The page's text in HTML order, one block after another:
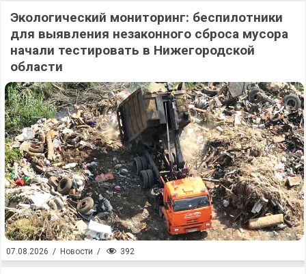
Экологический мониторинг: беспилотники
для выявления незаконного сброса мусора
начали тестировать в Нижегородской
области
07.08.2026 / Новости / 392